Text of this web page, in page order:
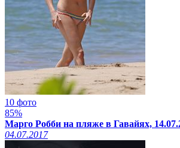
10 фото
85%
Марго Робби на пляже в Гавайях,
04.07.2017